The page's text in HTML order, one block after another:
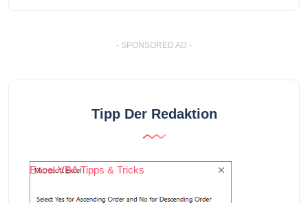
- SPONSORED AD -
Tipp Der Redaktion
Excel VBA Tipps & Tricks